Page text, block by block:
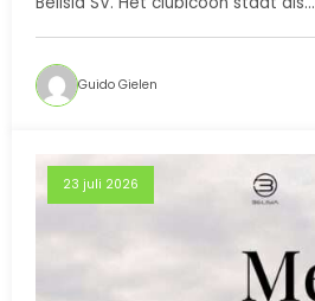
Guido Gielen
23 juli 2026